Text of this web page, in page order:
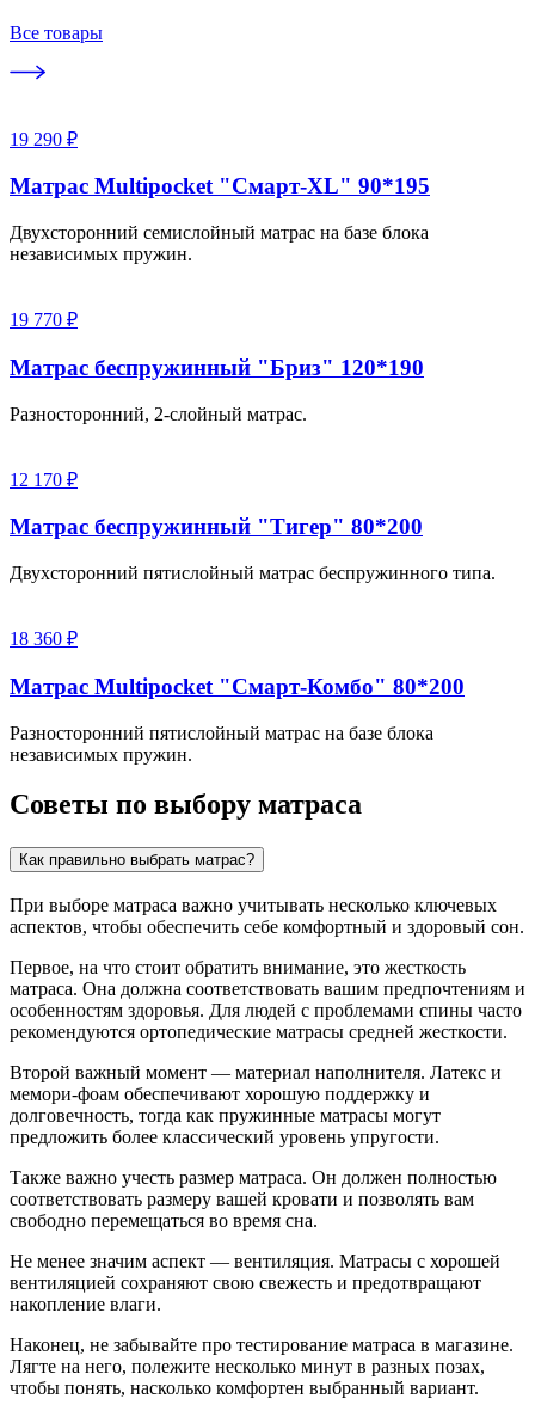
Все товары
19 290 ₽
Матрас Multipocket "Смарт-XL" 90*195
Двухсторонний семислойный матрас на базе блока
независимых пружин.
19 770 ₽
Матрас беспружинный "Бриз" 120*190
Разносторонний, 2-слойный матрас.
12 170 ₽
Матрас беспружинный "Тигер" 80*200
Двухсторонний пятислойный матрас беспружинного типа.
18 360 ₽
Матрас Multipocket "Смарт-Комбо" 80*200
Разносторонний пятислойный матрас на базе блока
независимых пружин.
Советы по выбору матраса
Как правильно выбрать матрас?
При выборе матраса важно учитывать несколько ключевых
аспектов, чтобы обеспечить себе комфортный и здоровый сон.
Первое, на что стоит обратить внимание, это жесткость
матраса. Она должна соответствовать вашим предпочтениям и
особенностям здоровья. Для людей с проблемами спины часто
рекомендуются ортопедические матрасы средней жесткости.
Второй важный момент — материал наполнителя. Латекс и
мемори-фоам обеспечивают хорошую поддержку и
долговечность, тогда как пружинные матрасы могут
предложить более классический уровень упругости.
Также важно учесть размер матраса. Он должен полностью
соответствовать размеру вашей кровати и позволять вам
свободно перемещаться во время сна.
Не менее значим аспект — вентиляция. Матрасы с хорошей
вентиляцией сохраняют свою свежесть и предотвращают
накопление влаги.
Наконец, не забывайте про тестирование матраса в магазине.
Лягте на него, полежите несколько минут в разных позах,
чтобы понять, насколько комфортен выбранный вариант.